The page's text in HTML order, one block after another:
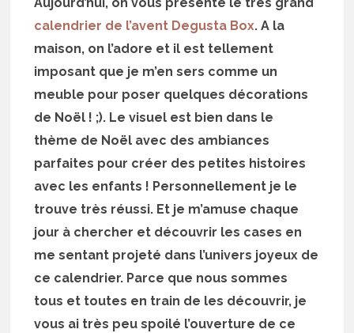
Aujourd’hui, on vous présente le très grand
calendrier de l’avent Degusta Box. A la
maison, on l’adore et il est tellement
imposant que je m’en sers comme un
meuble pour poser quelques décorations
de Noël ! ;). Le visuel est bien dans le
thème de Noël avec des ambiances
parfaites pour créer des petites histoires
avec les enfants ! Personnellement je le
trouve très réussi. Et je m’amuse chaque
jour à chercher et découvrir les cases en
me sentant projeté dans l’univers joyeux de
ce calendrier. Parce que nous sommes
tous et toutes en train de les découvrir, je
vous ai très peu spoilé l’ouverture de ce